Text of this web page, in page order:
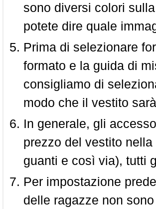
sono diversi colori
potete dire quale
Prima di selezionare
formato e la guida di
consigliamo di
modo che il vestito
In generale, gli
prezzo del vestito
guanti e così via), tutti
Per impostazione
delle ragazze non